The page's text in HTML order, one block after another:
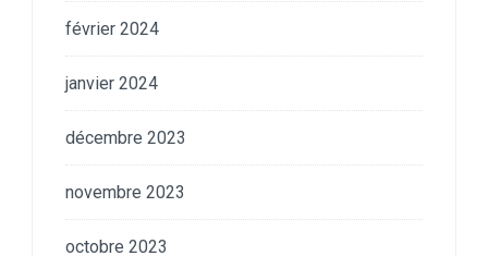
février 2024
janvier 2024
décembre 2023
novembre 2023
octobre 2023